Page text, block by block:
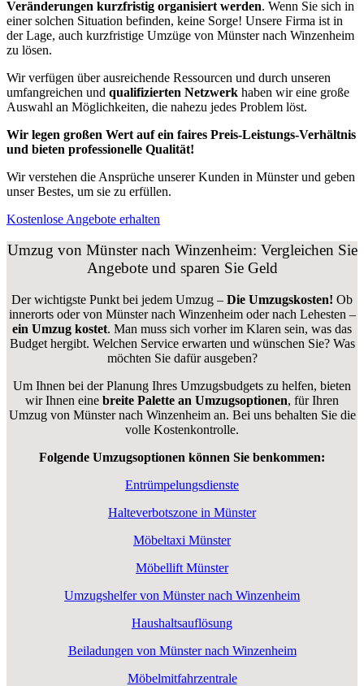
Veränderungen kurzfristig organisiert werden. Wenn Sie sich in
einer solchen Situation befinden, keine Sorge! Unsere Firma ist in
der Lage, auch kurzfristige Umzüge von Münster nach Winzenheim
zu lösen.
Wir verfügen über ausreichende Ressourcen und durch unseren
umfangreichen und qualifizierten Netzwerk haben wir eine große
Auswahl an Möglichkeiten, die nahezu jedes Problem löst.
Wir legen großen Wert auf ein faires Preis-Leistungs-Verhältnis
und bieten professionelle Qualität!
Wir verstehen die Ansprüche unserer Kunden in Münster und geben
unser Bestes, um sie zu erfüllen.
Kostenlose Angebote erhalten
Umzug von Münster nach Winzenheim: Vergleichen Sie
Angebote und sparen Sie Geld
Der wichtigste Punkt bei jedem Umzug – Die Umzugskosten! Ob
innerorts oder von Münster nach Winzenheim oder nach Lehesten –
ein Umzug kostet. Man muss sich vorher im Klaren sein, was das
Budget hergibt. Welchen Service erwarten und wünschen Sie? Was
möchten Sie dafür ausgeben?
Um Ihnen bei der Planung Ihres Umzugsbudgets zu helfen, bieten
wir Ihnen eine breite Palette an Umzugsoptionen, für Ihren
Umzug von Münster nach Winzenheim an. Bei uns behalten Sie die
volle Kostenkontrolle.
Folgende Umzugsoptionen können Sie benkommen:
Entrümpelungsdienste
Halteverbotszone in Münster
Möbeltaxi Münster
Möbellift Münster
Umzugshelfer von Münster nach Winzenheim
Haushaltsauflösung
Beiladungen von Münster nach Winzenheim
Möbelmitfahrzentrale